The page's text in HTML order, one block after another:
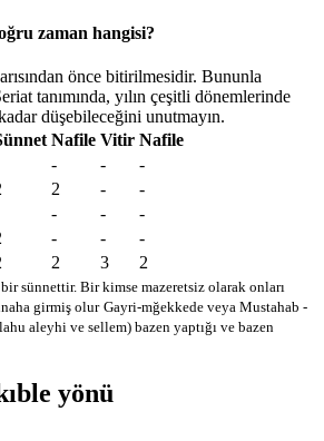
zaman hangisi?
önce bitirilmesidir. Bununla
tanımında, yılın çeşitli dönemlerinde
düşebileceğini unutmayın.
Nafile Vitir Nafile
- -
-
2 -
-
- -
-
- -
-
2 3 2
sünnettir. Bir kimse mazeretsiz olarak onları
girmiş olur Gayri-mğekkede veya Mustahab -
aleyhi ve sellem) bazen yaptığı ve bazen
yönü